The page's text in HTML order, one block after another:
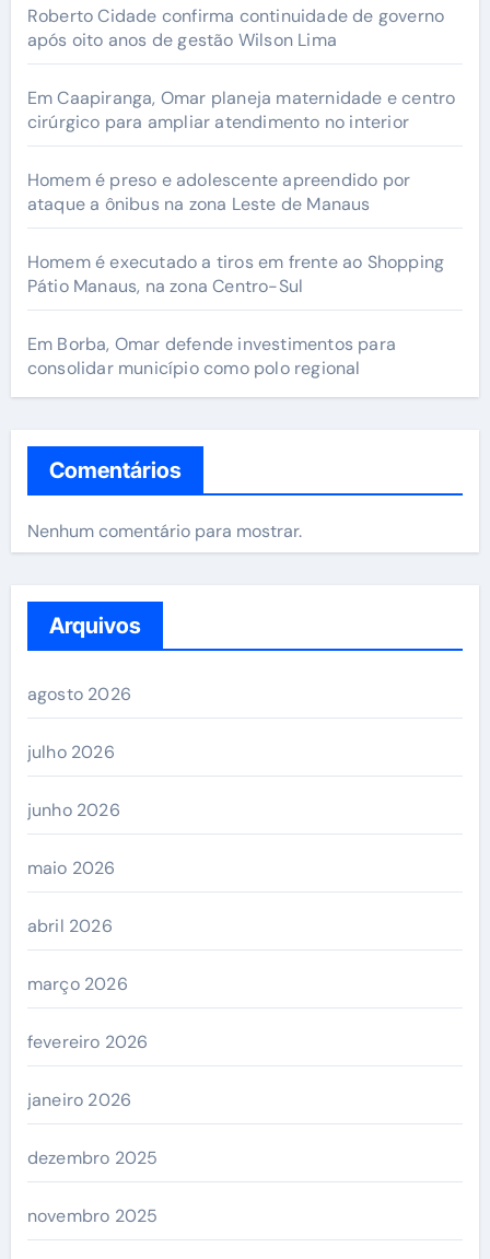
Roberto Cidade confirma continuidade de governo
após oito anos de gestão Wilson Lima
Em Caapiranga, Omar planeja maternidade e centro
cirúrgico para ampliar atendimento no interior
Homem é preso e adolescente apreendido por
ataque a ônibus na zona Leste de Manaus
Homem é executado a tiros em frente ao Shopping
Pátio Manaus, na zona Centro-Sul
Em Borba, Omar defende investimentos para
consolidar município como polo regional
Comentários
Nenhum comentário para mostrar.
Arquivos
agosto 2026
julho 2026
junho 2026
maio 2026
abril 2026
março 2026
fevereiro 2026
janeiro 2026
dezembro 2025
novembro 2025